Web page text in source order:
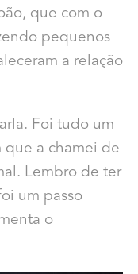
que com o
pequenos
a relação
Foi tudo um
que a chamei de
Lembro de ter
um passo
o